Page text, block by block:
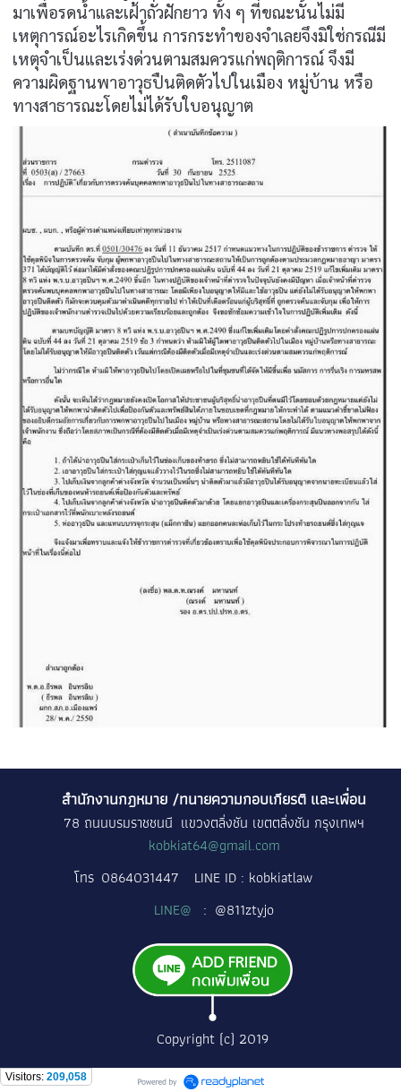
มาเพื่อรดน้ำและเฝ้าถั่วฝักยาว ทั้ง ๆ ที่ขณะนั้นไม่มี
เหตุการณ์อะไรเกิดขึ้น การกระทำของจำเลยจึงมิใช่กรณีมี
เหตุจำเป็นและเร่งด่วนตามสมควรแก่พฤติการณ์ จึงมี
ความผิดฐานพาอาวุธปืนติดตัวไปในเมือง หมู่บ้าน หรือ
ทางสาธารณะโดยไม่ได้รับใบอนุญาต
สำนักงานกฎหมาย /ทนายความกอบเกียรติ และเพื่อน
78 ถนนบรมราชชนนี แขวงตลิ่งชัน เขตตลิ่งชัน กรุงเทพฯ
kobkiat64@gmail.com
โทร 0864031447
LINE ID : kobkiatlaw
LINE@ : @811ztyjo
Copyright (c) 2019
Visitors: 209,058